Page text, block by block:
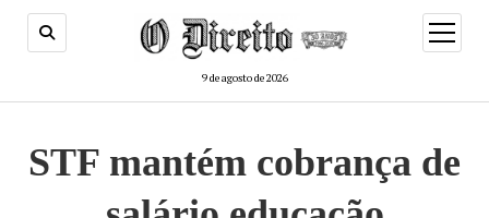
9 de agosto de 2026
menu
de
STF mantém cobrança de